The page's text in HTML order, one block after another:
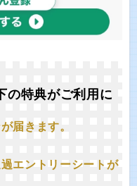
の特典がご利用に
届きます。
エントリーシートが